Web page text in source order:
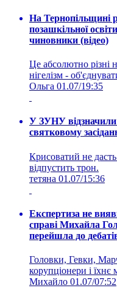
На Тернопільщині
позашкільної
чиновники (відео)
Це абсолютно різні
нігелізм -
Ольга 01.07/19:35
У ЗУНУ відзначили
святковому
Крисоватий не
відпустить трон.
тетяна 01.07/15:36
Експертиза не
справі Михайла
перейшла до
Головки, Гевки,
корупціонери і їхнє
Михайло 01.07/07:52